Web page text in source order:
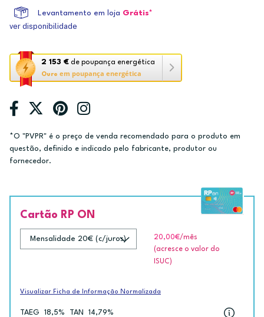
Levantamento em loja Grátis*
ver disponibilidade
2 153 € de poupança energética
Ouro em poupança energética
Esta
ação
abre
a
ferramenta
de
poupança
energética
*O "PVPR" é o preço de venda recomendado para o produto em
questão, definido e indicado pelo fabricante, produtor ou
fornecedor.
Cartão RP ON
20,00€/mês
(acresce o valor do
ISUC)
Visualizar Ficha de Informação Normalizada
TAEG 18,5% TAN 14,79%